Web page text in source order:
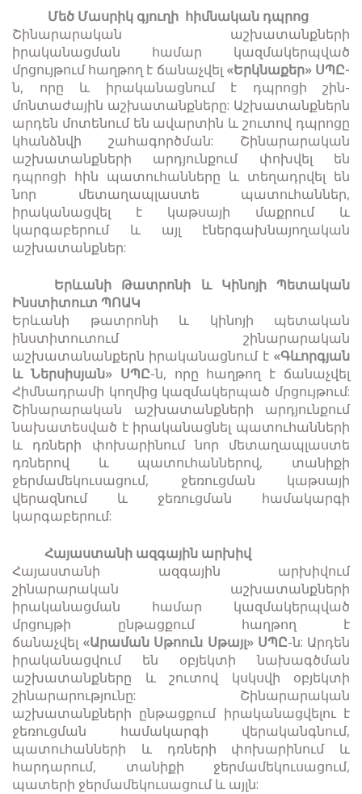
Մեծ Մասրիկ գյուղի հիմնական դպրոց
Շինարարական աշխատանքների
իրականացման համար կազմակերպված
մրցույթում հաղթող է ճանաչվել «Երկնաքեր» ՍՊԸ-
ն, որը և իրականացնում է դպրոցի շին-
մոնտաժային աշխատանքները: Աշխատանքներն
արդեն մոտենում են ավարտին և շուտով դպրոցը
կհանձնվի շահագործման: Շինարարական
աշխատանքների արդյունքում փոխվել են
դպրոցի հին պատուհանները և տեղադրվել են
նոր մետաղապլաստե պատուհաններ,
իրականացվել է կաթսայի մաքրում և
կարգաբերում և այլ էներգախնայողական
աշխատանքներ:
Երևանի Թատրոնի և Կինոյի Պետական
Ինստիտուտ ՊՈԱԿ
Երևանի թատրոնի և կինոյի պետական
ինստիտուտում շինարարական
աշխատանանքերն իրականացնում է «Գևորգյան
և Ներսիսյան» ՍՊԸ-ն, որը հաղթող է ճանաչվել
Հիմնադրամի կողմից կազմակերպած մրցույթում:
Շինարարական աշխատանքների արդյունքում
նախատեսված է իրականացնել պատուհանների
և դռների փոխարինում նոր մետաղապլաստե
դռներով և պատուհաններով, տանիքի
ջերմամեկուսացում, ջեռուցման կաթսայի
վերազնում և ջեռուցման համակարգի
կարգաբերում:
Հայաստանի ազգային արխիվ
Հայաստանի ազգային արխիվում
շինարարական աշխատանքների
իրականացման համար կազմակերպված
մրցույթի ընթացքում հաղթող է
ճանաչվել «Արաման Սթոուն Սթայլ» ՍՊԸ-ն: Արդեն
իրականացվում են օբյեկտի նախագծման
աշխատանքները և շուտով կսկսվի օբյեկտի
շինարարությունը: Շինարարական
աշխատանքների ընթացքում իրականացվելու է
ջեռուցման համակարգի վերականգնում,
պատուհանների և դռների փոխարինում և
հարդարում, տանիքի ջերմամեկուսացում,
պատերի ջերմամեկուսացում և այլն: